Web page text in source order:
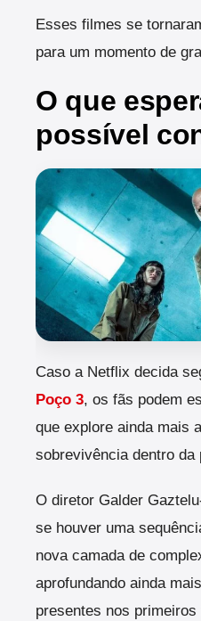
Esses filmes se
para um momento de
O que
possível
Caso a Netflix decida
Poço 3, os fãs podem
que explore ainda mais
sobrevivência dentro da
O diretor Galder
se houver uma
nova camada de
aprofundando ainda
presentes nos primeiros